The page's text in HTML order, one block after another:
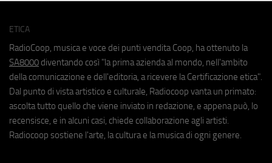
ETICA
RadioCoop, musica e voce dei punti vendita Coop, ha ottenuto la
SA8000 diventando così "la prima azienda al mondo, nell'ambito
della comunicazione e dell'editoria, a ricevere la Certificazione etica".
Dal punto di vista artistico e culturale, Radiocoop vanta un primato:
ascolta tutto quello che viene inviato in redazione, e appena può, lo
recensisce, e in alcuni casi, chiede collaborazione agli artisti.
Radiocoop sostiene l'arte, la cultura e la musica di ogni genere.